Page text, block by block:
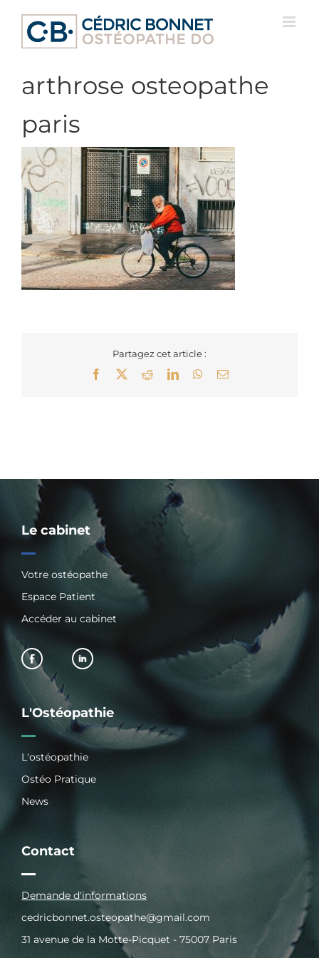
contenu
arthrose osteopathe
paris
Partagez cet article :
Facebook
RedditLinkedInWhatsApp
Email
Le cabinet
Votre ostéopathe
Espace Patient
Accéder au cabinet
L'Ostéopathie
L'ostéopathie
Ostéo Pratique
News
Contact
Demande d'informations
cedricbonnet.osteopathe@gmail.com
31 avenue de la Motte-Picquet - 75007 Paris